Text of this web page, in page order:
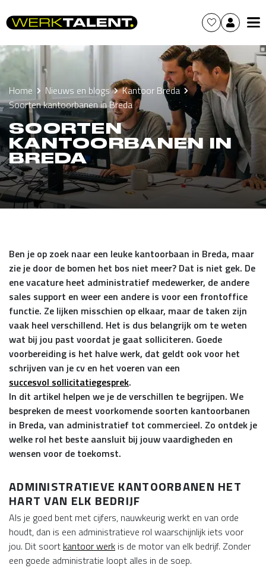
Home Nieuws en blogs
Kantoor Breda
Soorten kantoorbanen in Breda
SOORTEN
KANTOORBANEN IN
BREDA
Ben je op zoek naar een leuke kantoorbaan in Breda, maar
zie je door de bomen het bos niet meer? Dat is niet gek. De
ene vacature heet administratief medewerker, de andere
sales support en weer een andere is voor een frontoffice
functie. Ze lijken misschien op elkaar, maar de taken zijn
vaak heel verschillend. Het is dus belangrijk om te weten
wat bij jou past voordat je gaat solliciteren. Goede
voorbereiding is het halve werk, dat geldt ook voor het
schrijven van je cv en het voeren van een
succesvol sollicitatiegesprek.
In dit artikel helpen we je de verschillen te begrijpen. We
bespreken de meest voorkomende soorten kantoorbanen
in Breda, van administratief tot commercieel. Zo ontdek je
welke rol het beste aansluit bij jouw vaardigheden en
wensen voor de toekomst.
ADMINISTRATIEVE KANTOORBANEN HET
HART VAN ELK BEDRIJF
Als je goed bent met cijfers, nauwkeurig werkt en van orde
houdt, dan is een administratieve rol waarschijnlijk iets voor
jou. Dit soort kantoor werk is de motor van elk bedrijf. Zonder
een goede administratie loopt alles in de soep.